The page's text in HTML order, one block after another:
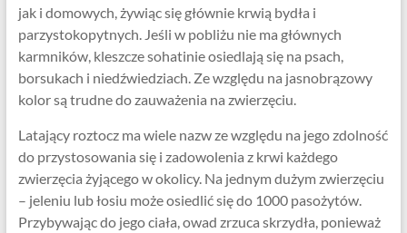
jak i domowych, żywiąc się głównie krwią bydła i
parzystokopytnych. Jeśli w pobliżu nie ma głównych
karmników, kleszcze sohatinie osiedlają się na psach,
borsukach i niedźwiedziach. Ze względu na jasnobrązowy
kolor są trudne do zauważenia na zwierzęciu.
Latający roztocz ma wiele nazw ze względu na jego zdolność
do przystosowania się i zadowolenia z krwi każdego
zwierzęcia żyjącego w okolicy. Na jednym dużym zwierzęciu
– jeleniu lub łosiu może osiedlić się do 1000 pasożytów.
Przybywając do jego ciała, owad zrzuca skrzydła, ponieważ